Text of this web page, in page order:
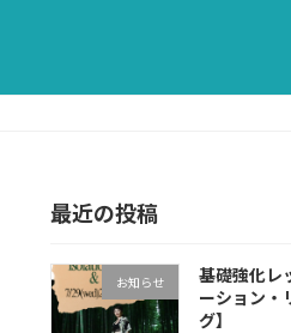
最近の投稿
お知らせ
基礎強化レ
ーション・
グ】